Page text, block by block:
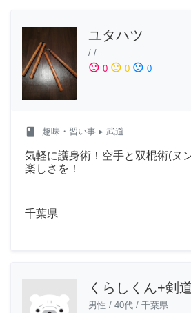
ユタハツ
/ /
sentiment_satisfied 0 sentiment_neutral 0 sentiment_dissatisfied 0
class 趣味・習い事 ▸ 武道
気軽に護身術！空手と双棍術(ヌ
楽しさを！
千葉県
くらしくん+剣
男性 / 40代 / 千葉県